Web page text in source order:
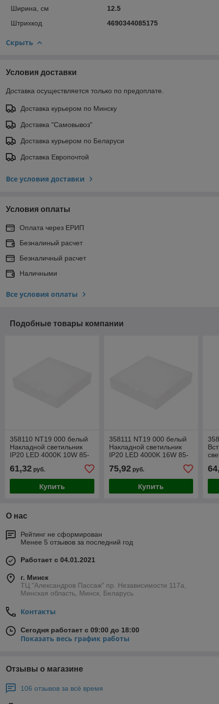
Ширина, см
12.5
Штрихкод
4690344085175
Скрыть
Условия доставки
Доставка осуществляется только по предоплате.
Доставка курьером по Минску
Доставка "Самовывоз"
Доставка курьером по Беларуси
Доставка Европочтой
Все условия доставки
Условия оплаты
Оплата через ЕРИП
Безналиный расчет
Безналичный расчет
Наличными
Все условия оплаты
Подобные товары компании
358110 NT19 000 белый
Накладной светильник
IP20 LED 4000K 10W 85-
61,32 руб.
Купить
358111 NT19 000 белый
Накладной светильник
IP20 LED 4000K 16W 85-
75,92руб.
Купить
О нас
Рейтинг не сформирован
Менее 5 отзывов за последний год
Работает с 04.01.2021
г. Минск
ТЦ "Александров Пассаж" пр. Независимости 117а,
Минская область, Минск, Беларусь
Контакты
Сегодня работает с 09:00 до 18:00
Показать весь график работы
Отзывы о магазине
106 отзывов за всё время